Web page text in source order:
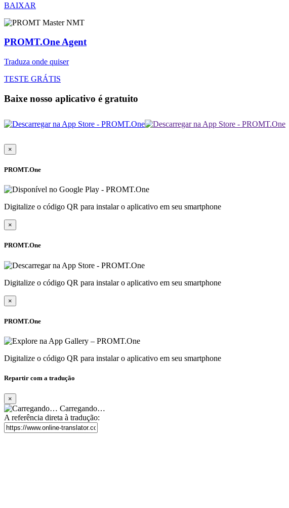
BAIXAR
PROMT.One Agent
Traduza onde quiser
TESTE GRÁTIS
Baixe nosso aplicativo é gratuito
×
PROMT.One
Digitalize o código QR para instalar o aplicativo em seu smartphone
×
PROMT.One
Digitalize o código QR para instalar o aplicativo em seu smartphone
×
PROMT.One
Digitalize o código QR para instalar o aplicativo em seu smartphone
Repartir com a tradução
×
Carregando…
A referência direta à tradução: